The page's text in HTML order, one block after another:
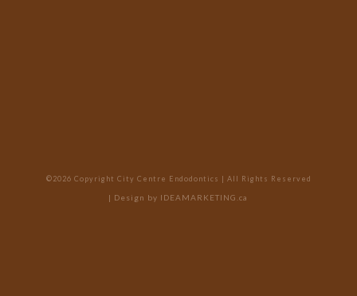
©2026 Copyright City Centre Endodontics | All Rights Reserved
| Design by IDEAMARKETING.ca